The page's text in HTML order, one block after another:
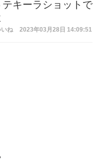
キーラショットで
いね 2023年03月28日 14:09:51